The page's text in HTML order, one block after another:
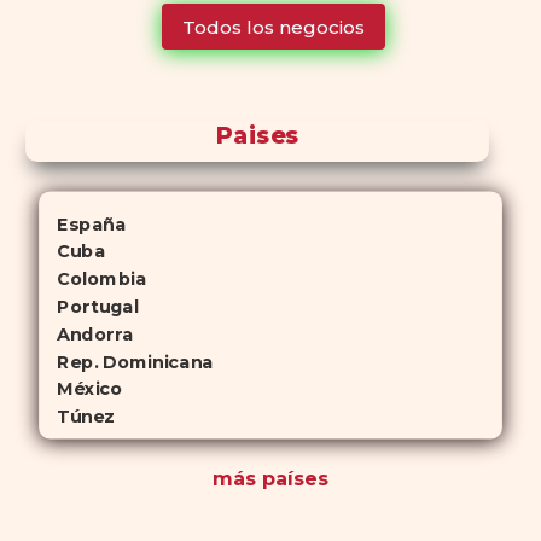
para quienes no desean planificar sus actividades románticas con
Todos los negocios
Paises
España
Cuba
Colombia
Portugal
Andorra
Rep. Dominicana
México
Túnez
más países